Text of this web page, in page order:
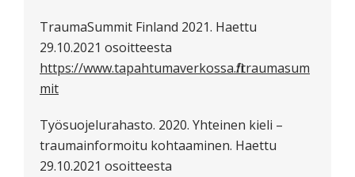
TraumaSummit Finland 2021. Haettu
29.10.2021 osoitteesta
https://www.tapahtumaverkossa.fi/traumasum
mit
Työsuojelurahasto. 2020. Yhteinen kieli –
traumainformoitu kohtaaminen. Haettu
29.10.2021 osoitteesta